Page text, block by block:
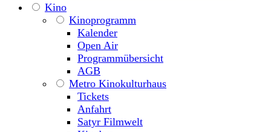
Kino
Kinoprogramm
Kalender
Open Air
Programmübersicht
AGB
Metro Kinokulturhaus
Tickets
Anfahrt
Satyr Filmwelt